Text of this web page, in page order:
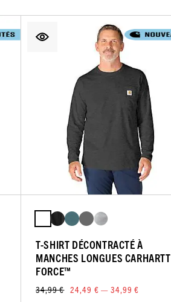
T-SHIRT DÉCONTRACTÉ À
MANCHES LONGUES CARHARTT
FORCE™
34,99 € 24,49 € — 34,99 €